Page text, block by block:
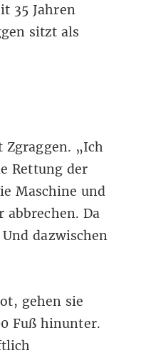
35 Jahren
sitzt als
„Ich
Rettung der
Maschine und
abbrechen. Da
dazwischen
gehen sie
Fuß hinunter.